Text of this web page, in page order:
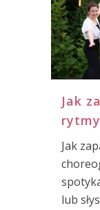
Jak
Jak
lub